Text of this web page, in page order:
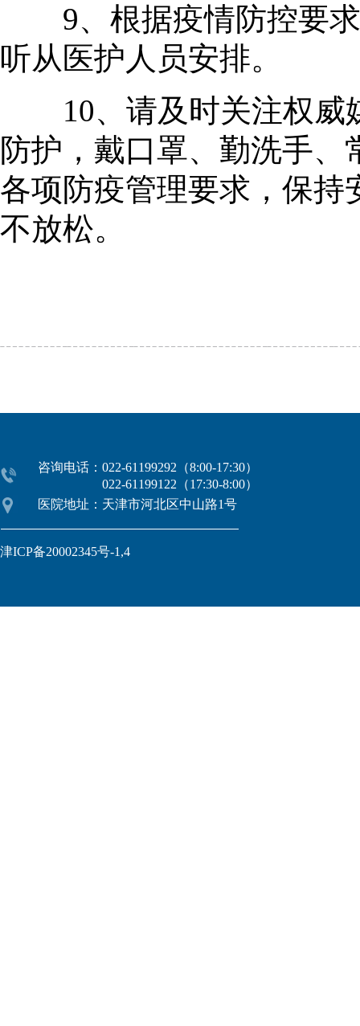
9、根据疫情防控要求
听从医护人员安排。
10、请及时关注权威
防护，戴口罩、勤洗手、
各项防疫管理要求，保持
不放松。
咨询电话：022-61199292（8:00-17:30）
022-61199122（17:30-8:00）
医院地址：天津市河北区中山路1号
津ICP备20002345号-1,4